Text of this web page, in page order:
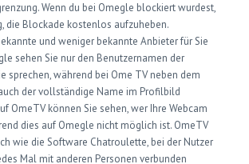
Wenn du bei Omegle blockiert wurdest,
die Blockade kostenlos aufzuheben.
und weniger bekannte Anbieter für Sie
sehen Sie nur den Benutzernamen der
sprechen, während bei Ome TV neben dem
der vollständige Name im Profilbild
OmeTV können Sie sehen, wer Ihre Webcam
dies auf Omegle nicht möglich ist. OmeTV
wie die Software Chatroulette, bei der Nutzer
Mal mit anderen Personen verbunden